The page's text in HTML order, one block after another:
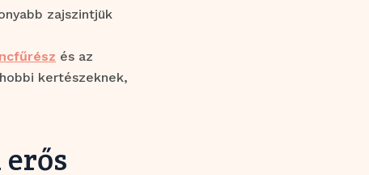
zajszintjük
és az
kertészeknek,